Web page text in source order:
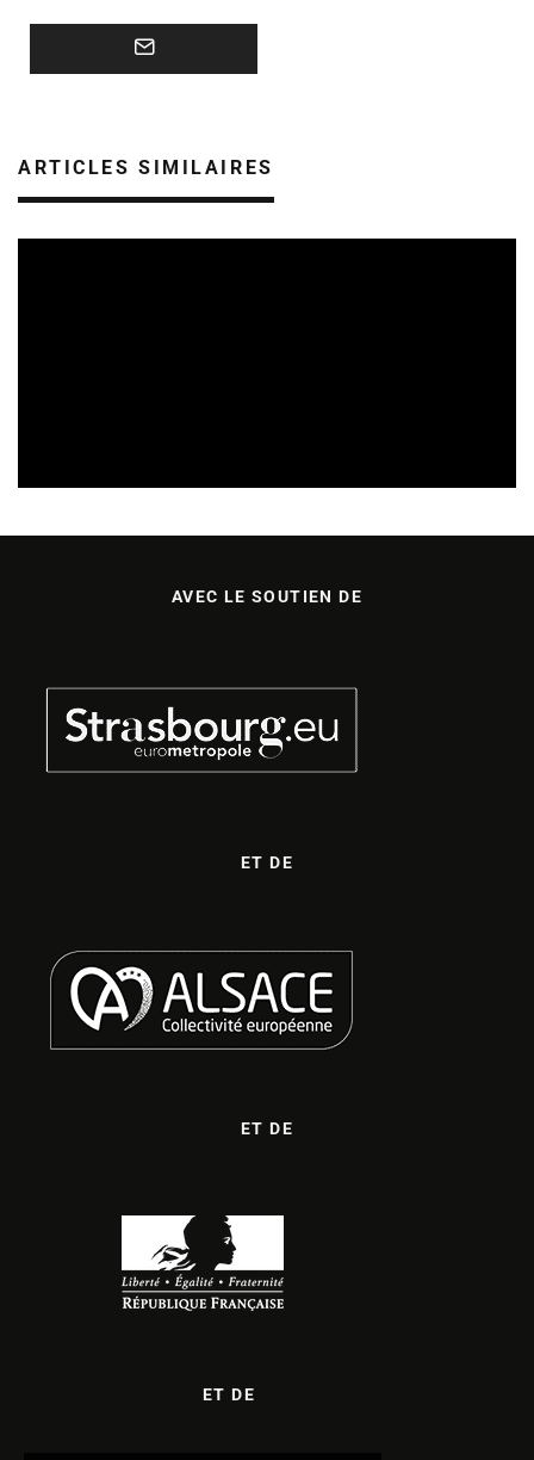
ARTICLES SIMILAIRES
AVEC LE SOUTIEN DE
ET DE
ET DE
ET DE